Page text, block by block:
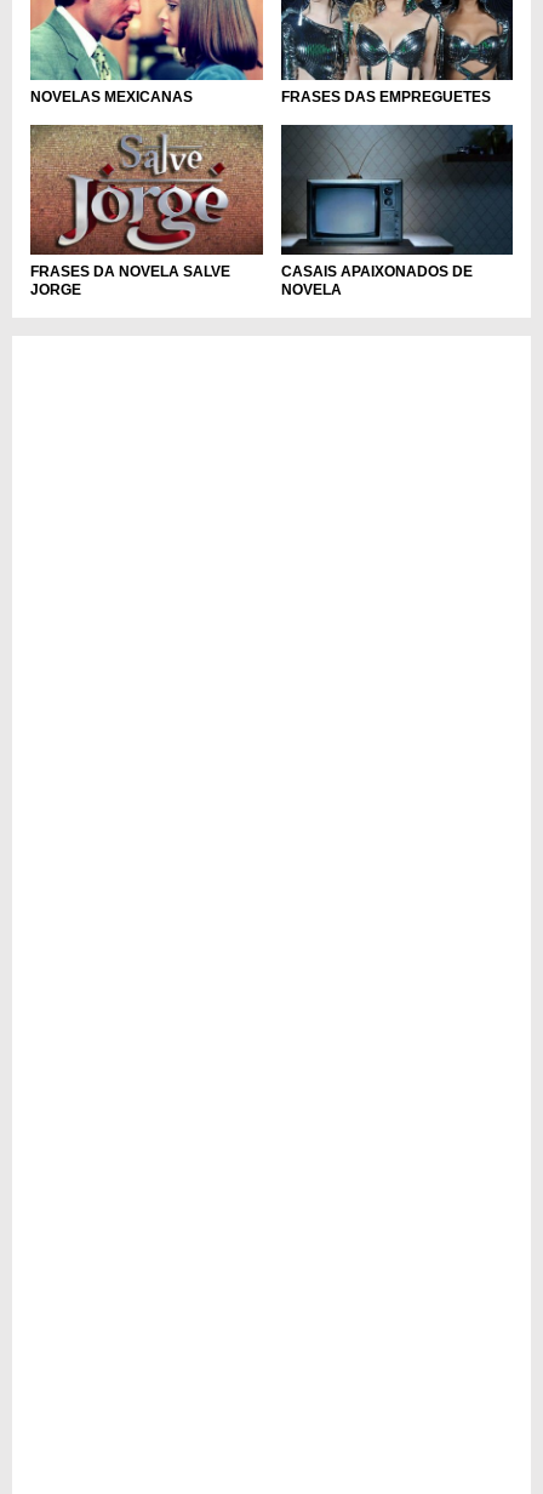
NOVELAS MEXICANAS FRASES DAS EMPREGUETES
FRASES DA NOVELA SALVE
JORGE
CASAIS APAIXONADOS DE
NOVELA